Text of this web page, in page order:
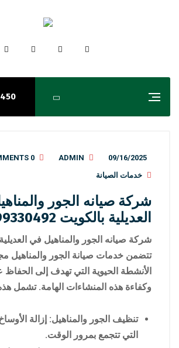
09/16/2025
ADMIN
0 COMMENTS
خدمات الصيانة
شركة صيانه الجور
العديلية بالكويت 99330492
شركة صيانه الجور والمناهيل في
تتضمن خدمات صيانة الجور والمناهيل
الأنشطة الحيوية التي تهدف إلى
وكفاءة هذه المنشاءات الهامة. تشمل
تنظيف الجور والمناهيل: إزالة
التي تتجمع بمرور الوقت.